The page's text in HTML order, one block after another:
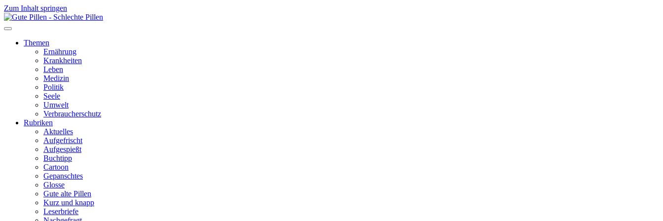
Zum Inhalt springen
Themen
Ernährung
Krankheiten
Leben
Medizin
Politik
Seele
Umwelt
Verbraucherschutz
Rubriken
Aktuelles
Aufgefrischt
Aufgespießt
Buchtipp
Cartoon
Gepanschtes
Glosse
Gute alte Pillen
Kurz und knapp
Leserbriefe